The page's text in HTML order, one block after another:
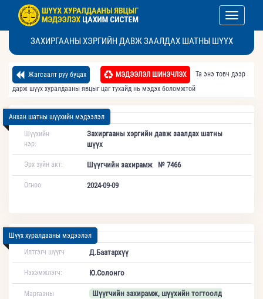
Toggle
ЗАХИРГААНЫ ХЭРГИЙН ДАВЖ ЗААЛДАХ ШАТНЫ ШҮҮХ
Жагсаалт руу буцах МЭДЭЭЛЭЛ ШИНЭЧЛЭХ
Та энэ товч дээр
дарж шүүх хуралдааны явцыг цаг тухайд нь мэдэх боломжтой
Анхан шатны шүүхийн мэдээлэл
Шүүхийн
нэр:
Захиргааны хэргийн давж заалдах шатны
шүүх
Эрх зүйн акт: Шүүгчийн захирамж № 7466
Огноо: 2024-09-09
Шүүх хуралдааны мэдээлэл
Илтгэгч шүүгч
Д.Баатархүү
Нэхэмжлэгч: Ю.Солонго
Маргааны
Шүүгчийн захирамж, шүүхийн тогтоолд